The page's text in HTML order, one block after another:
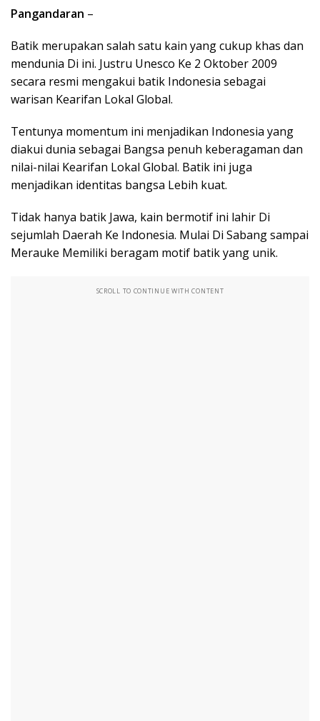
Pangandaran –
Batik merupakan salah satu kain yang cukup khas dan
mendunia Di ini. Justru Unesco Ke 2 Oktober 2009
secara resmi mengakui batik Indonesia sebagai
warisan Kearifan Lokal Global.
Tentunya momentum ini menjadikan Indonesia yang
diakui dunia sebagai Bangsa penuh keberagaman dan
nilai-nilai Kearifan Lokal Global. Batik ini juga
menjadikan identitas bangsa Lebih kuat.
Tidak hanya batik Jawa, kain bermotif ini lahir Di
sejumlah Daerah Ke Indonesia. Mulai Di Sabang sampai
Merauke Memiliki beragam motif batik yang unik.
SCROLL TO CONTINUE WITH CONTENT